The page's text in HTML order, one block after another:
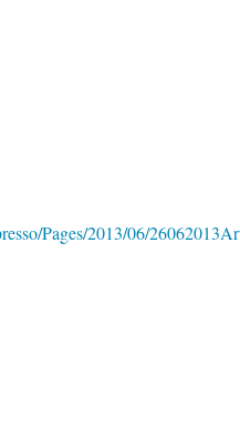
Pages/2013/06/